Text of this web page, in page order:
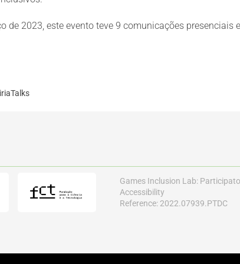
de 2023, este evento teve 9 comunicações presenciais
Games Inclusion Lab:
Accessibility
Reference: 2022.07939.PTDC